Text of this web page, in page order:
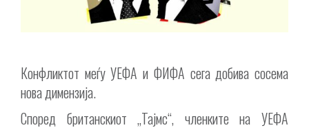
Конфликтот меѓу УЕФА и ФИФА сега добива сосема
нова димензија.
Според британскиот „Тајмс“, членките на УЕФА